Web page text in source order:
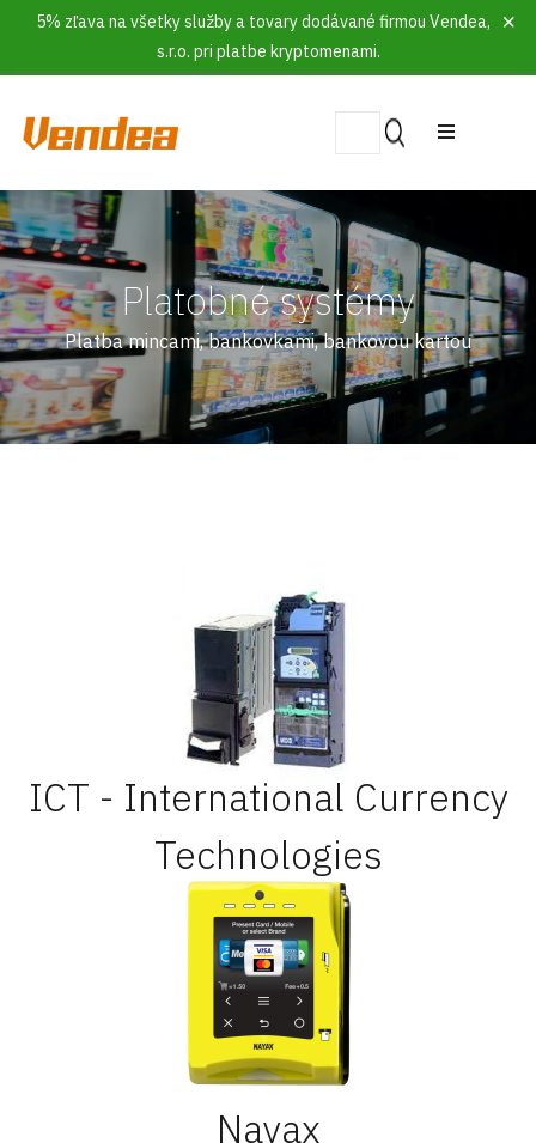
5% zľava na všetky služby a tovary dodávané firmou Vendea,
s.r.o. pri platbe kryptomenami.
Platobné systémy
Platba mincami, bankovkami, bankovou kartou
ICT - International Currency
Technologies
Nayax